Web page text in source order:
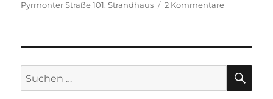
Pyrmonter Straße 101,Strandhaus 2 Kommentarezu
Straße
101
Suchen
nach: